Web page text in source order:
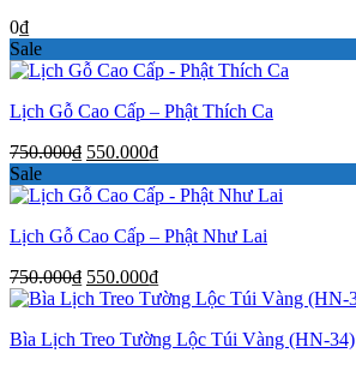
0₫
Sale
Lịch Gỗ Cao Cấp – Phật Thích Ca
750.000₫ Giá
là:
550.000₫Giá
tại
550.000₫.
Sale
Lịch Gỗ Cao Cấp – Phật Như Lai
750.000₫ Giá
gốc
750.000₫.
550.000₫Giá
hiện
là:
Bìa Lịch Treo Tường Lộc Túi Vàng (HN-34)